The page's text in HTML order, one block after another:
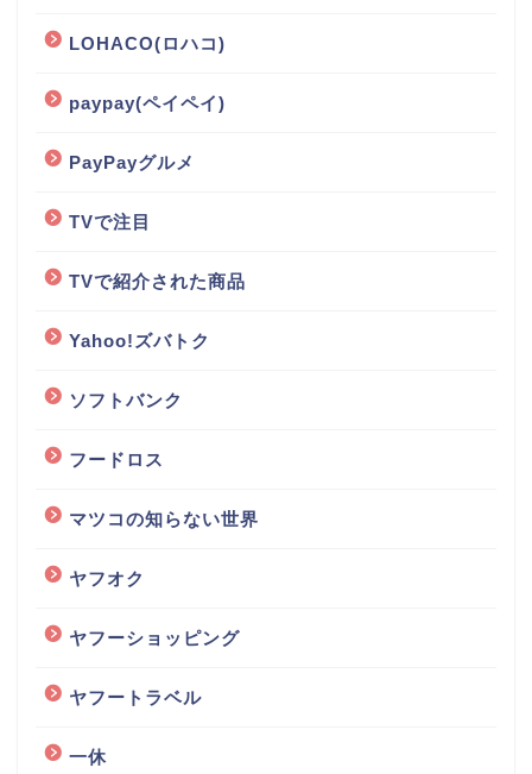
LOHACO(ロハコ)
paypay(ペイペイ)
PayPayグルメ
TVで注目
TVで紹介された商品
Yahoo!ズバトク
ソフトバンク
フードロス
マツコの知らない世界
ヤフオク
ヤフーショッピング
ヤフートラベル
一休